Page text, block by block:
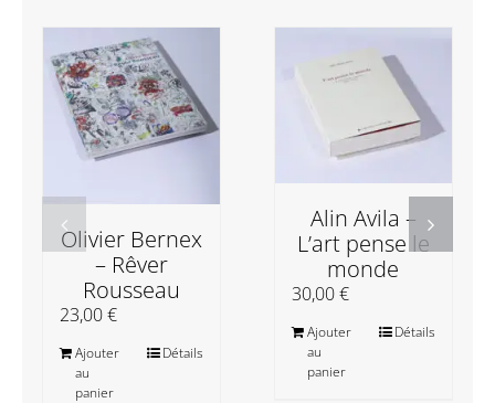
Olivier Bernex
– Rêver
Rousseau
23,00€
Ajouter
au
panier
Détails
Alin Avila –
L’art pense le
monde
30,00€
Ajouter
au
panier
Détails